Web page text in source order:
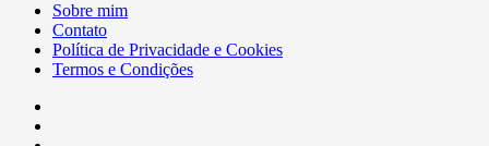
Sobre mim
Contato
Política de Privacidade e Cookies
Termos e Condições